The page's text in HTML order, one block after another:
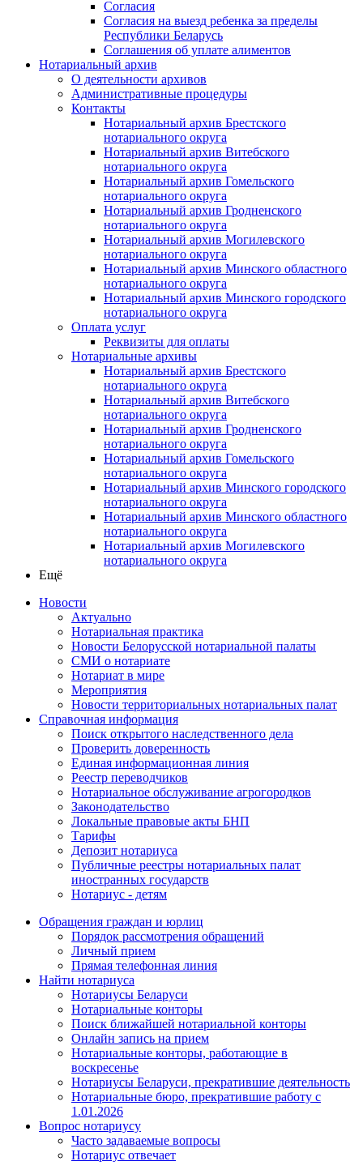
Согласия
Согласия на выезд ребенка за пределы
Республики Беларусь
Соглашения об уплате алиментов
Нотариальный архив
О деятельности архивов
Административные процедуры
Контакты
Нотариальный архив Брестского
нотариального округа
Нотариальный архив Витебского
нотариального округа
Нотариальный архив Гомельского
нотариального округа
Нотариальный архив Гродненского
нотариального округа
Нотариальный архив Могилевского
нотариального округа
Нотариальный архив Минского областного
нотариального округа
Нотариальный архив Минского городского
нотариального округа
Оплата услуг
Реквизиты для оплаты
Нотариальные архивы
Нотариальный архив Брестского
нотариального округа
Нотариальный архив Витебского
нотариального округа
Нотариальный архив Гродненского
нотариального округа
Нотариальный архив Гомельского
нотариального округа
Нотариальный архив Минского городского
нотариального округа
Нотариальный архив Минского областного
нотариального округа
Нотариальный архив Могилевского
нотариального округа
Ещё
Новости
Актуально
Нотариальная практика
Новости Белорусской нотариальной палаты
СМИ о нотариате
Нотариат в мире
Мероприятия
Новости территориальных нотариальных палат
Справочная информация
Поиск открытого наследственного дела
Проверить доверенность
Единая информационная линия
Реестр переводчиков
Нотариальное обслуживание агрогородков
Законодательство
Локальные правовые акты БНП
Тарифы
Депозит нотариуса
Публичные реестры нотариальных палат
иностранных государств
Нотариус - детям
Обращения граждан и юрлиц
Порядок рассмотрения обращений
Личный прием
Прямая телефонная линия
Найти нотариуса
Нотариусы Беларуси
Нотариальные конторы
Поиск ближайшей нотариальной конторы
Онлайн запись на прием
Нотариальные конторы, работающие в
воскресенье
Нотариусы Беларуси, прекратившие деятельность
Нотариальные бюро, прекратившие работу с
1.01.2026
Вопрос нотариусу
Часто задаваемые вопросы
Нотариус отвечает